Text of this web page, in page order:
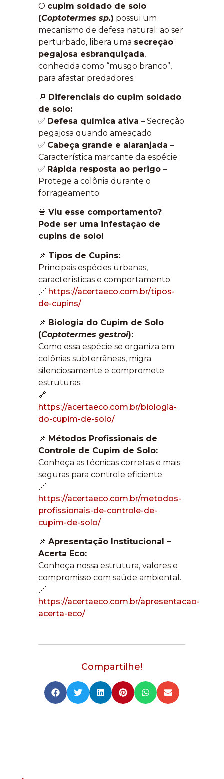
O cupim soldado de solo
(Coptotermes sp.) possui um
mecanismo de defesa natural: ao ser
perturbado, libera uma secreção
pegajosa esbranquiçada,
conhecida como “musgo branco”,
para afastar predadores.
🔎 Diferenciais do cupim soldado
de solo:
✅ Defesa química ativa – Secreção
pegajosa quando ameaçado
✅ Cabeça grande e alaranjada –
Característica marcante da espécie
✅ Rápida resposta ao perigo –
Protege a colônia durante o
forrageamento
🚨Viu esse comportamento?
Pode ser uma infestação de
cupins de solo!
📌 Tipos de Cupins:
Principais espécies urbanas,
características e comportamento.
🔗 https://acertaeco.com.br/tipos-
de-cupins/
📌 Biologia do Cupim de Solo
(Coptotermes gestroi):
Como essa espécie se organiza em
colônias subterrâneas, migra
silenciosamente e compromete
estruturas.
🔗
https://acertaeco.com.br/biologia-
do-cupim-de-solo/
📌 Métodos Profissionais de
Controle de Cupim de Solo:
Conheça as técnicas corretas e mais
seguras para controle eficiente.
🔗
https://acertaeco.com.br/metodos-
profissionais-de-controle-de-
cupim-de-solo/
📌Apresentação Institucional –
Acerta Eco:
Conheça nossa estrutura, valores e
compromisso com saúde ambiental.
🔗
https://acertaeco.com.br/apresentacao-
acerta-eco/
Compartilhe!